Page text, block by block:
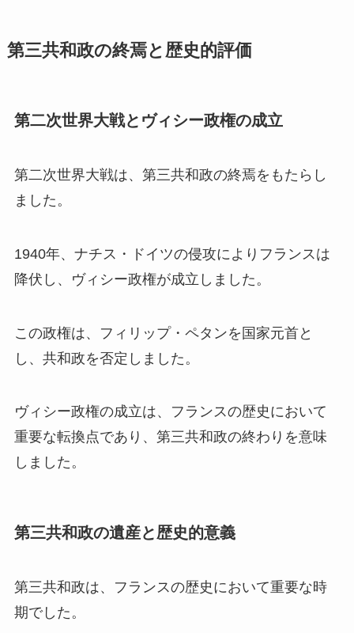
第三共和政の終焉と歴史的評価
第二次世界大戦とヴィシー政権の成立
第二次世界大戦は、第三共和政の終焉をもたらし
ました。
1940年、ナチス・ドイツの侵攻によりフランスは
降伏し、ヴィシー政権が成立しました。
この政権は、フィリップ・ペタンを国家元首と
し、共和政を否定しました。
ヴィシー政権の成立は、フランスの歴史において
重要な転換点であり、第三共和政の終わりを意味
しました。
第三共和政の遺産と歴史的意義
第三共和政は、フランスの歴史において重要な時
期でした。